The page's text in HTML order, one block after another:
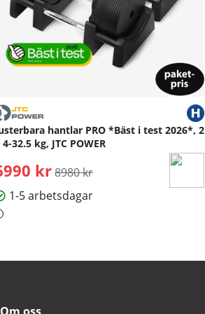
hantlar PRO *Bäst i test 2026*, 2
32.5 kg, JTC POWER
kr Ordinarie pris:
8980 kr
1-5 arbetsdagar